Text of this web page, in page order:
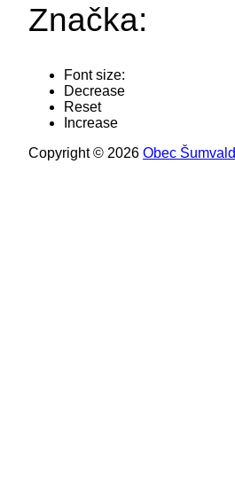
Značka:
Font size:
Decrease
Reset
Increase
Copyright © 2026Obec Šumvald